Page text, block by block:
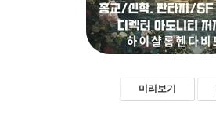
미리보기